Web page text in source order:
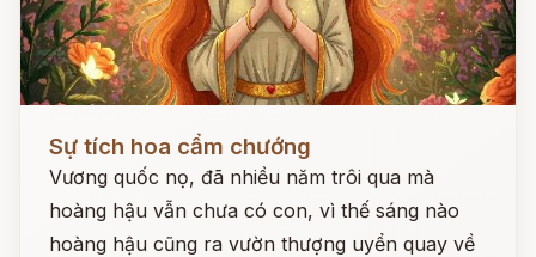
Sự tích hoa cẩm chướng
Vương quốc nọ, đã nhiều năm trôi qua mà
hoàng hậu vẫn chưa có con, vì thế sáng nào
hoàng hậu cũng ra vườn thượng uyển quay về